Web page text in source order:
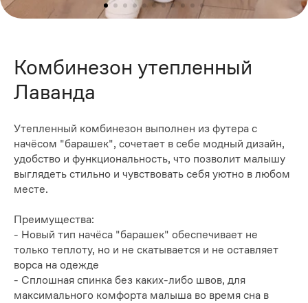
Комбинезон утепленный
Лаванда
Утепленный комбинезон выполнен из футера с
начёсом "барашек", сочетает в себе модный дизайн,
удобство и функциональность, что позволит малышу
выглядеть стильно и чувствовать себя уютно в любом
месте.
Преимущества:
- Новый тип начёса "барашек" обеспечивает не
только теплоту, но и не скатывается и не оставляет
ворса на одежде
- Сплошная спинка без каких-либо швов, для
максимального комфорта малыша во время сна в